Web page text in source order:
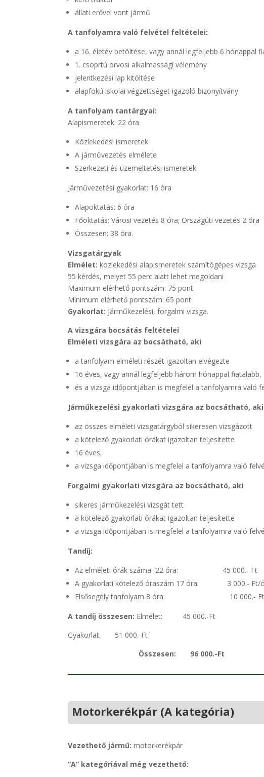
állati erővel vont jármű
A tanfolyamra való felvétel feltételei:
a 16. életév betöltése, vagy annál legfeljebb 6 hónappal
1. csoprtú orvosi alkalmassági vélemény
jelentkezési lap kitöltése
alapfokú iskolai végzettséget igazoló bizonyítvány
A tanfolyam tantárgyai:
Alapismeretek: 22 óra
Közlekedési ismeretek
A járművezetés elmélete
Szerkezeti és üzemeltetési ismeretek
Járművezetési gyakorlat: 16 óra
Alapoktatás: 6 óra
Főoktatás: Városi vezetés 8 óra; Országúti vezetés 2 óra
Összesen: 38 óra.
Vizsgatárgyak
Elmélet: közlekedési alapismeretek számítógépes vizsga
55 kérdés, melyet 55 perc alatt lehet megoldani
Maximum elérhető pontszám: 75 pont
Minimum elérhető pontszám: 65 pont
Gyakorlat: Járműkezelési, forgalmi vizsga.
A vizsgára bocsátás feltételei
Elméleti vizsgára az bocsátható, aki
a tanfolyam elméleti részét igazoltan elvégezte
16 éves, vagy annál legfeljebb három hónappal fiatalabb,
és a vizsga időpontjában is megfelel a tanfolyamra való
Járműkezelési gyakorlati vizsgára az bocsátható, aki
az összes elméleti vizsgatárgyból sikeresen vizsgázott
a kötelező gyakorlati órákat igazoltan teljesítette
16 éves,
a vizsga időpontjában is megfelel a tanfolyamra való
Forgalmi gyakorlati vizsgára az bocsátható, aki
sikeres járműkezelési vizsgát tett
a kötelező gyakorlati órákat igazoltan teljesítette
a vizsga időpontjában is megfelel a tanfolyamra való
Tandíj:
Az elméleti órák száma 22 óra: 45 000.- Ft
A gyakorlati kötelező óraszám 17 óra: 3 000.- Ft/
Elsősegély tanfolyam 8 óra: 10 000.- Ft
A tandíj összesen: Elmélet: 45 000.-Ft
Gyakorlat: 51 000.-Ft
Összesen: 96 000.-Ft
Motorkerékpár (A kategória)
Vezethető jármű: motorkerékpár
“A” kategóriával még vezethető: